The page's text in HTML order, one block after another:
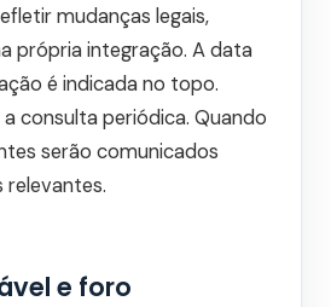
mudanças legais,
própria integração. A data
é indicada no topo.
consulta periódica. Quando
serão comunicados
e foro